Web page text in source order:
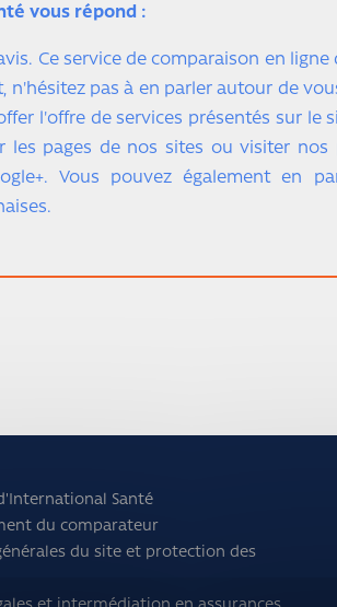
vous répond :
Ce service de comparaison en
n'hésitez pas à en parler autour de
l'offre de services présentés sur le
les pages de nos sites ou visiter nos
Vous pouvez également en
Santé
du comparateur
du site et protection des